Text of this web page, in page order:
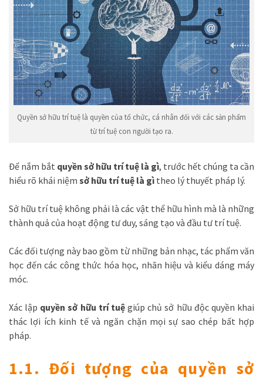
Quyền sở hữu trí tuệ là quyền của tổ chức, cá nhân đối với các sản phẩm
từ trí tuệ con người tạo ra.
Để nắm bắt quyền sở hữu trí tuệ là gì, trước hết chúng ta cần
hiểu rõ khái niệm sở hữu trí tuệ là gì theo lý thuyết pháp lý.
Sở hữu trí tuệ không phải là các vật thể hữu hình mà là những
thành quả của hoạt động tư duy, sáng tạo và đầu tư trí tuệ.
Các đối tượng này bao gồm từ những bản nhạc, tác phẩm văn
học đến các công thức hóa học, nhãn hiệu và kiểu dáng máy
móc.
Xác lập quyền sở hữu trí tuệgiúp chủ sở hữu độc quyền khai
thác lợi ích kinh tế và ngăn chặn mọi sự sao chép bất hợp
pháp.
1.1. Đối tượng của quyền sở